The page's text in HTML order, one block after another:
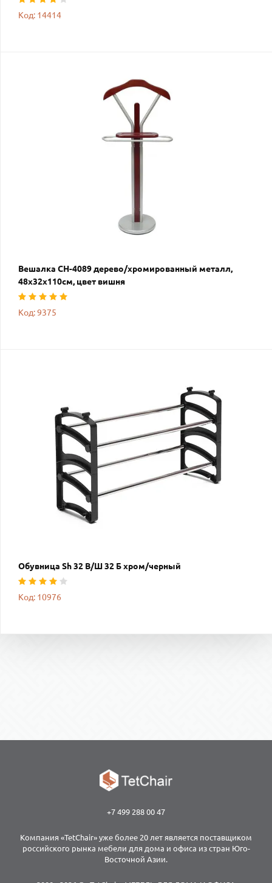
Код: 14414
Вешалка CH-4089 дерево/хромированный металл,
48х32х110см, цвет вишня
Код: 9375
Обувница Sh 32 B/Ш 32 Б хром/черный
Код: 10976
+7 499 288 00 47
Компания «TetChair» уже более 20 лет является поставщиком
российского рынка мебели для дома и офиса из стран Юго-
Восточной Азии.